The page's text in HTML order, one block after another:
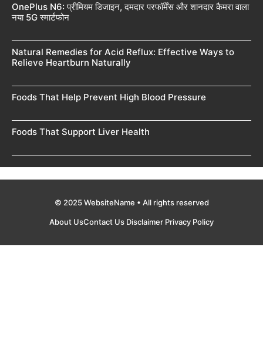
OnePlus N6: प्रीमियम डिजाइन, दमदार परफॉर्मेंस और शानदार कैमरा वाला
नया 5G स्मार्टफोन
Natural Remedies for Acid Reflux: Effective Ways to
Relieve Heartburn Naturally
Foods That Help Prevent High Blood Pressure
Foods That Support Liver Health
© 2025 WebsiteName • All rights reserved
About UsContact Us Disclaimer Privacy Policy